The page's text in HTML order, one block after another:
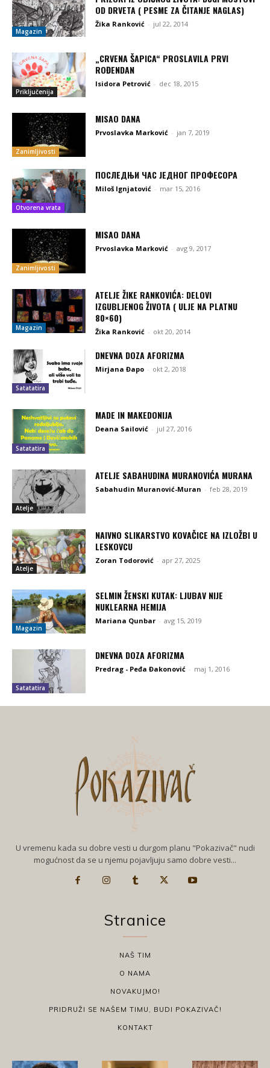
Magazin
OD DRVETA ( PESME ZA ČITANJE NAGLAS)
Žika Ranković - jul 22, 2014
Priključenija
„CRVENA ŠAPICA“ PROSLAVILA PRVI
ROĐENDAN
Isidora Petrović - dec 18, 2015
Zanimljivosti
MISAO DANA
Prvoslavka Marković - jan 7, 2019
Otvorena vrata
ПОСЛЕДЊИ ЧАС ЈЕДНОГ ПРОФЕСОРА
Miloš Ignjatović - mar 15, 2016
Zanimljivosti
MISAO DANA
Prvoslavka Marković - avg 9, 2017
Magazin
ATELJE ŽIKE RANKOVIĆA: DELOVI
IZGUBLJENOG ŽIVOTA ( ULJE NA PLATNU
80×60)
Žika Ranković - okt 20, 2014
Satatatira
DNEVNA DOZA AFORIZMA
Mirjana Đapo - okt 2, 2018
Satatatira
MADE IN MAKEDONIJA
Deana Sailović - jul 27, 2016
Atelje
ATELJE SABAHUDINA MURANOVIĆA MURANA
Sabahudin Muranović-Muran - feb 28, 2019
Atelje
NAIVNO SLIKARSTVO KOVAČICE NA IZLOŽBI U
LESKOVCU
Zoran Todorović - apr 27, 2025
Magazin
SELMIN ŽENSKI KUTAK: LJUBAV NIJE
NUKLEARNA HEMIJA
Mariana Qunbar - avg 15, 2019
Satatatira
DNEVNA DOZA AFORIZMA
Predrag - Peđa Đakonović - maj 1, 2016
U vremenu kada su dobre vesti u durgom planu "Pokazivač" nudi
mogućnost da se u njemu pojavljuju samo dobre vesti...
Stranice
NAŠ TIM
O NAMA
NOVAKUJMO!
PRIDRUŽI SE NAŠEM TIMU, BUDI POKAZIVAČ!
KONTAKT